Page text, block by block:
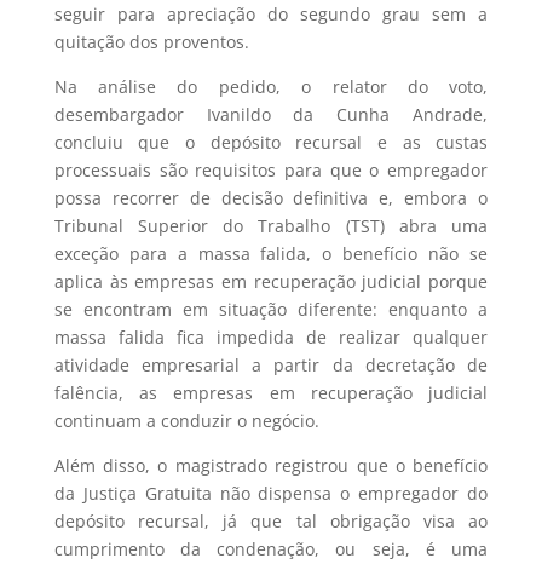
seguir para apreciação do segundo grau sem a
quitação dos proventos.
Na análise do pedido, o relator do voto,
desembargador Ivanildo da Cunha Andrade,
concluiu que o depósito recursal e as custas
processuais são requisitos para que o empregador
possa recorrer de decisão definitiva e, embora o
Tribunal Superior do Trabalho (TST) abra uma
exceção para a massa falida, o benefício não se
aplica às empresas em recuperação judicial porque
se encontram em situação diferente: enquanto a
massa falida fica impedida de realizar qualquer
atividade empresarial a partir da decretação de
falência, as empresas em recuperação judicial
continuam a conduzir o negócio.
Além disso, o magistrado registrou que o benefício
da Justiça Gratuita não dispensa o empregador do
depósito recursal, já que tal obrigação visa ao
cumprimento da condenação, ou seja, é uma